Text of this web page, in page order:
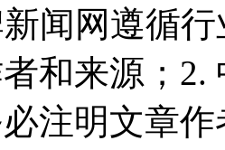
闻网遵循
和来源；
注明文章